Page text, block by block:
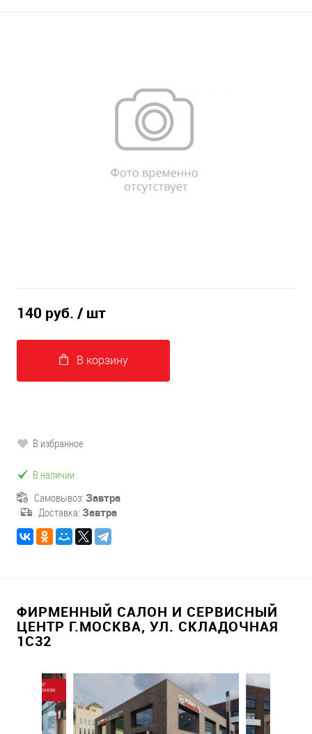
140 руб. / шт
В корзину
В избранное
В наличии
Самовывоз: Завтра
Доставка: Завтра
ФИРМЕННЫЙ САЛОН И СЕРВИСНЫЙ
ЦЕНТР Г.МОСКВА, УЛ. СКЛАДОЧНАЯ
1С32